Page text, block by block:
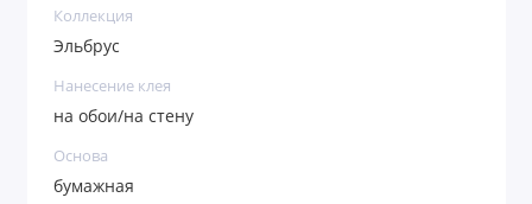
Коллекция
Эльбрус
Нанесение клея
на обои/на стену
Основа
бумажная